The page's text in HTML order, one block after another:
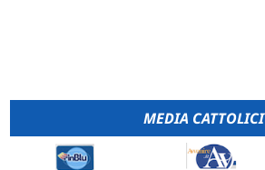
MEDIA CATTOLICI